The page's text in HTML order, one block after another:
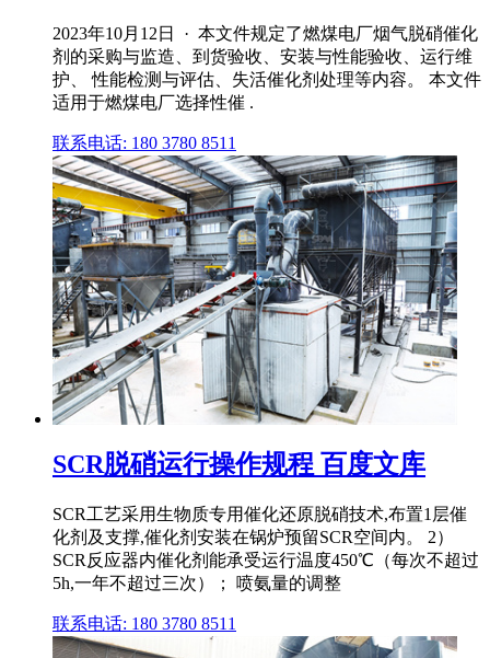
2023年10月12日 · 本文件规定了燃煤电厂烟气脱硝催化
剂的采购与监造、到货验收、安装与性能验收、运行维
护、 性能检测与评估、失活催化剂处理等内容。 本文件
适用于燃煤电厂选择性催 .
联系电话: 180 3780 8511
SCR脱硝运行操作规程 百度文库
SCR工艺采用生物质专用催化还原脱硝技术,布置1层催
化剂及支撑,催化剂安装在锅炉预留SCR空间内。 2）
SCR反应器内催化剂能承受运行温度450℃（每次不超过
5h,一年不超过三次）； 喷氨量的调整
联系电话: 180 3780 8511